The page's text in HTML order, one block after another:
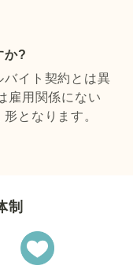
か?
バイト契約とは異
雇用関係にない
となります。
制